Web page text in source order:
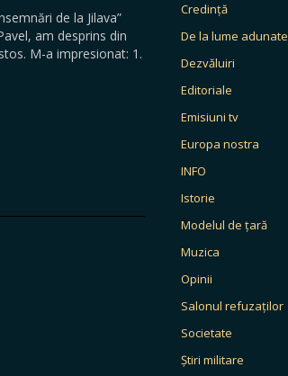
de la Jilava”
am desprins din
M-a impresionat: 1.
Credință
De la lume adunate
Dezvăluiri
Editoriale
Emisiuni tv
Europa nostra
INFO
Istorie
Modelul de țară
Muzica
Opinii
Salonul refuzaților
Societate
Știri militare